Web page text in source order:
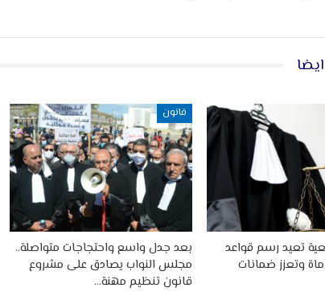
تعيد رسم قواعد
وتعزز ضمانات
قانون
بعد جدل واسع واحتجاجات متواصلة..
مجلس النواب يصادق على مشروع
قانون تنظيم مهنة…